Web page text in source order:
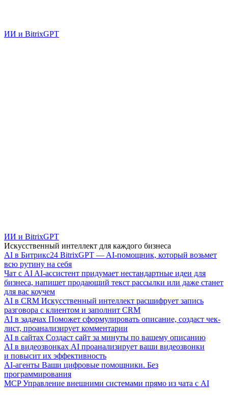
ИИ и BitrixGPT
ИИ и BitrixGPT
Искусственный интеллект для каждого бизнеса
AI в Битрикс24 BitrixGPT — AI-помощник, который возьмет
всю рутину на себя
Чат с AI AI-ассистент придумает нестандартные идеи для
бизнеса, напишет продающий текст рассылки или даже станет
для вас коучем
AI в CRM Искусственный интеллект расшифрует запись
разговора с клиентом и заполнит CRM
AI в задачах Поможет сформулировать описание, создаст чек-
лист, проанализирует комментарии
AI в сайтах Создаст сайт за минуты по вашему описанию
AI в видеозвонках AI проанализирует ваши видеозвонки
и повысит их эффективность
AI-агенты Ваши цифровые помощники. Без
программирования
MCP Управление внешними системами прямо из чата с AI